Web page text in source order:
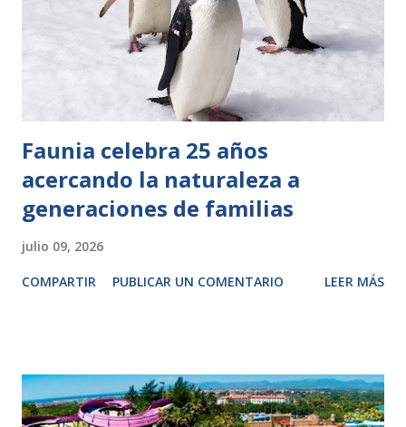
Faunia celebra 25 años
acercando la naturaleza a
generaciones de familias
julio 09, 2026
COMPARTIR PUBLICAR UN COMENTARIO LEER MÁS